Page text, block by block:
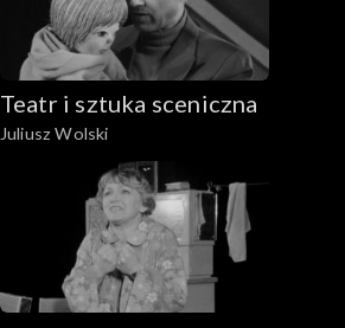
Teatr i sztuka sceniczna
Juliusz Wolski